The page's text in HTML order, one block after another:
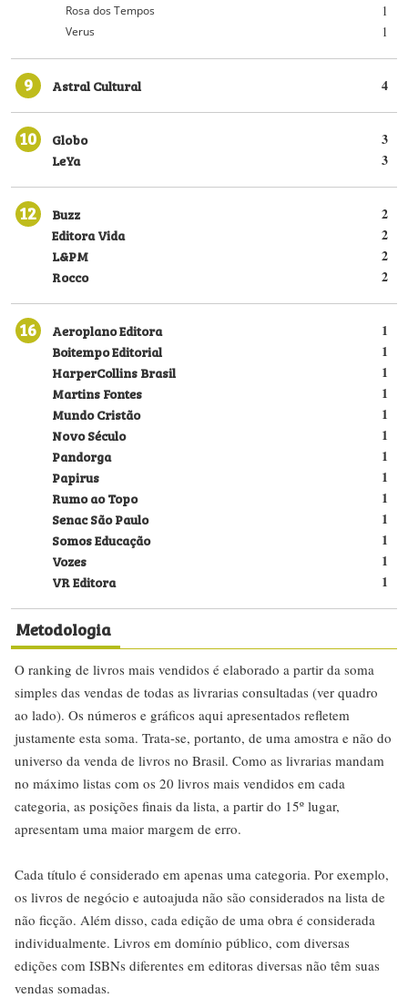
1
Rosa dos Tempos
1
Verus
9 4
Astral Cultural
10 3
Globo
3
LeYa
12 2
Buzz
2
Editora Vida
2
L&PM
2
Rocco
16 1
Aeroplano Editora
1
Boitempo Editorial
1
HarperCollins Brasil
1
Martins Fontes
1
Mundo Cristão
1
Novo Século
1
Pandorga
1
Papirus
1
Rumo ao Topo
1
Senac São Paulo
1
Somos Educação
1
Vozes
1
VR Editora
Metodologia
O ranking de livros mais vendidos é elaborado a partir da soma
simples das vendas de todas as livrarias consultadas (ver quadro
ao lado). Os números e gráficos aqui apresentados refletem
justamente esta soma. Trata-se, portanto, de uma amostra e não do
universo da venda de livros no Brasil. Como as livrarias mandam
no máximo listas com os 20 livros mais vendidos em cada
categoria, as posições finais da lista, a partir do 15º lugar,
apresentam uma maior margem de erro.
Cada título é considerado em apenas uma categoria. Por exemplo,
os livros de negócio e autoajuda não são considerados na lista de
não ficção. Além disso, cada edição de uma obra é considerada
individualmente. Livros em domínio público, com diversas
edições com ISBNs diferentes em editoras diversas não têm suas
vendas somadas.